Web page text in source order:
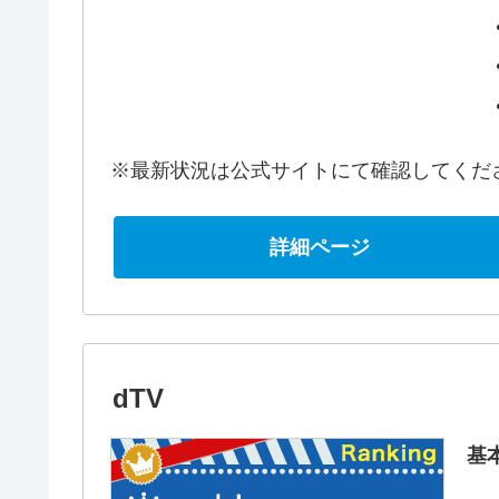
※最新状況は公式サイトにて確認してくだ
詳細ページ
dTV
基